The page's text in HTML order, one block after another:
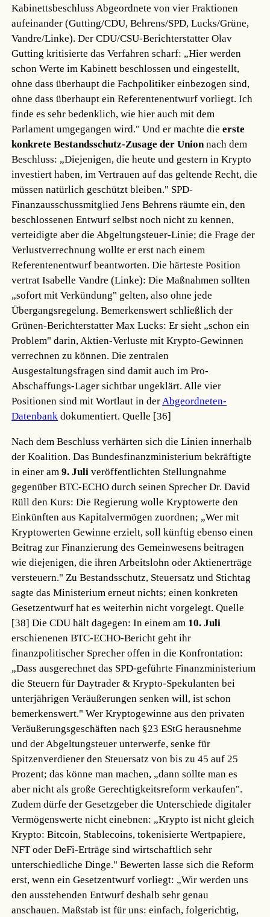
Kabinettsbeschluss Abgeordnete von vier Fraktionen
aufeinander (Gutting/CDU, Behrens/SPD, Lucks/Grüne,
Vandre/Linke). Der CDU/CSU-Berichterstatter Olav
Gutting kritisierte das Verfahren scharf: „Hier werden
schon Werte im Kabinett beschlossen und eingestellt,
ohne dass überhaupt die Fachpolitiker einbezogen sind,
ohne dass überhaupt ein Referentenentwurf vorliegt. Ich
finde es sehr bedenklich, wie hier auch mit dem
Parlament umgegangen wird." Und er machte dieerste
konkrete Bestandsschutz-Zusage der Unionnach dem
Beschluss: „Diejenigen, die heute und gestern in Krypto
investiert haben, im Vertrauen auf das geltende Recht, die
müssen natürlich geschützt bleiben." SPD-
Finanzausschussmitglied Jens Behrens räumte ein, den
beschlossenen Entwurf selbst noch nicht zu kennen,
verteidigte aber die Abgeltungsteuer-Linie; die Frage der
Verlustverrechnung wollte er erst nach einem
Referentenentwurf beantworten. Die härteste Position
vertrat Isabelle Vandre (Linke): Die Maßnahmen sollten
„sofort mit Verkündung" gelten, also ohne jede
Übergangsregelung. Bemerkenswert schließlich der
Grünen-Berichterstatter Max Lucks: Er sieht „schon ein
Problem" darin, Aktien-Verluste mit Krypto-Gewinnen
verrechnen zu können. Die zentralen
Ausgestaltungsfragen sind damit auch im Pro-
Abschaffungs-Lager sichtbar ungeklärt. Alle vier
Positionen sind mit Wortlaut in derAbgeordneten-
Datenbank dokumentiert.Quelle [36]
Nach dem Beschluss verhärten sich die Linien innerhalb
der Koalition. Das Bundesfinanzministerium bekräftigte
in einer am9. Juli veröffentlichten Stellungnahme
gegenüber BTC-ECHO durch seinen Sprecher Dr. David
Rüll den Kurs: Die Regierung wolle Kryptowerte den
Einkünften aus Kapitalvermögen zuordnen; „Wer mit
Kryptowerten Gewinne erzielt, soll künftig ebenso einen
Beitrag zur Finanzierung des Gemeinwesens beitragen
wie diejenigen, die ihren Arbeitslohn oder Aktienerträge
versteuern." Zu Bestandsschutz, Steuersatz und Stichtag
sagte das Ministerium erneut nichts; einen konkreten
Gesetzentwurf hat es weiterhin nicht vorgelegt.Quelle
[38] Die CDU hält dagegen: In einem am 10. Juli
erschienenen BTC-ECHO-Bericht geht ihr
finanzpolitischer Sprecher offen in die Konfrontation:
„Dass ausgerechnet das SPD-geführte Finanzministerium
die Steuern für Daytrader & Krypto-Spekulanten bei
unterjährigen Veräußerungen senken will, ist schon
bemerkenswert." Wer Kryptogewinne aus den privaten
Veräußerungsgeschäften nach §23 EStG herausnehme
und der Abgeltungsteuer unterwerfe, senke für
Spitzenverdiener den Steuersatz von bis zu 45 auf 25
Prozent; das könne man machen, „dann sollte man es
aber nicht als große Gerechtigkeitsreform verkaufen".
Zudem dürfe der Gesetzgeber die Unterschiede digitaler
Vermögenswerte nicht einebnen: „Krypto ist nicht gleich
Krypto: Bitcoin, Stablecoins, tokenisierte Wertpapiere,
NFT oder DeFi-Erträge sind wirtschaftlich sehr
unterschiedliche Dinge." Bewerten lasse sich die Reform
erst, wenn ein Gesetzentwurf vorliegt: „Wir werden uns
den ausstehenden Entwurf deshalb sehr genau
anschauen. Maßstab ist für uns: einfach, folgerichtig,